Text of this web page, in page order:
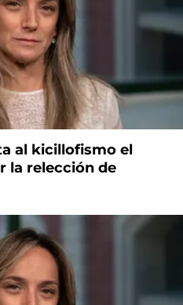
al kicillofismo el
la relección de